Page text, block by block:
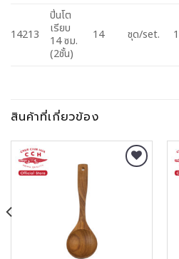
14213
ปิ่นโต
เรียบ
14 ซม.
(2ชั้น)
14 ชุด/set. 1
สินค้าที่เกี่ยวข้อง